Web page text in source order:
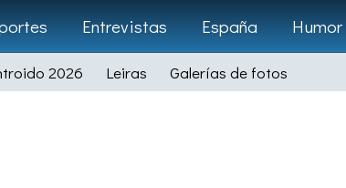
Entrevistas España Humor
2026 Leiras Galerías de fotos